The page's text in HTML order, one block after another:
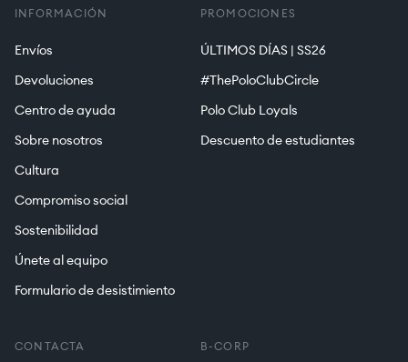
INFORMACIÓN
Envíos
Devoluciones
Centro de ayuda
Sobre nosotros
Cultura
Compromiso social
Sostenibilidad
Únete al equipo
Formulario de desistimiento
PROMOCIONES
ÚLTIMOS DÍAS | SS26
#ThePoloClubCircle
Polo Club Loyals
Descuento de estudiantes
CONTACTA B-CORP